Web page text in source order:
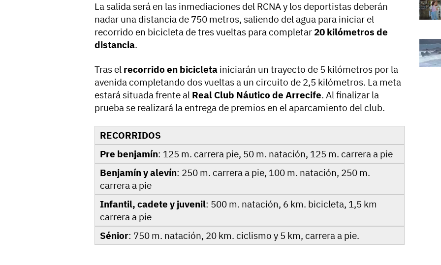
La salida será en las inmediaciones del RCNA y los deportistas deberán
nadar una distancia de 750 metros, saliendo del agua para iniciar el
recorrido en bicicleta de tres vueltas para completar 20 kilómetros de
distancia.
Tras el recorrido en bicicleta iniciarán un trayecto de 5 kilómetros por la
avenida completando dos vueltas a un circuito de 2,5 kilómetros. La meta
estará situada frente al Real Club Náutico de Arrecife. Al finalizar la
prueba se realizará la entrega de premios en el aparcamiento del club.
RECORRIDOS
Pre benjamín: 125 m. carrera pie, 50 m. natación, 125 m. carrera a pie
Benjamín y alevín: 250 m. carrera a pie, 100 m. natación, 250 m.
carrera a pie
Infantil, cadete y juvenil: 500 m. natación, 6 km. bicicleta, 1,5 km
carrera a pie
Sénior: 750 m. natación, 20 km. ciclismo y 5 km, carrera a pie.